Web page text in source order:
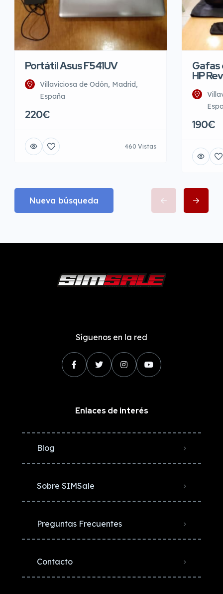
Portátil Asus F541UV
Villaviciosa de Odón, Madrid,
España
220€
460 Vistas
Gafas
HP
190€
Nueva búsqueda
Síguenos en la red
Enlaces de interés
Blog
Sobre SIMSale
Preguntas Frecuentes
Contacto